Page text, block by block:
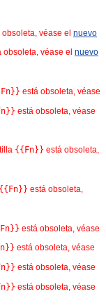
obsoleta, véase el nuevo
obsoleta, véase el nuevo
está obsoleta, véase
está obsoleta, véase
{{Fn}} está obsoleta,
{{Fn}} está obsoleta,
está obsoleta, véase
está obsoleta, véase
está obsoleta, véase
está obsoleta, véase